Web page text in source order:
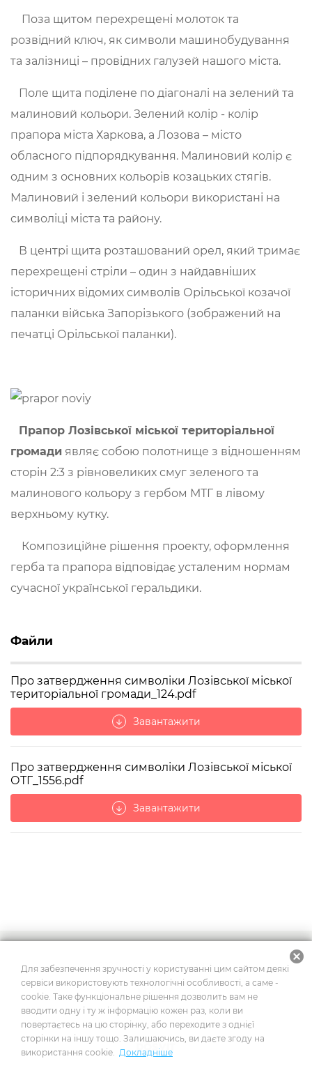
Поза щитом перехрещені молоток та
розвідний ключ, як символи машинобудування
та залізниці – провідних галузей нашого міста.
Поле щита поділене по діагоналі на зелений та
малиновий кольори. Зелений колір - колір
прапора міста Харкова, а Лозова – місто
обласного підпорядкування. Малиновий колір є
одним з основних кольорів козацьких стягів.
Малиновий і зелений кольори використані на
символіці міста та району.
В центрі щита розташований орел, який тримає
перехрещені стріли – один з найдавніших
історичних відомих символів Орільської козачої
паланки війська Запорізького (зображений на
печатці Орільської паланки).
Прапор Лозівської міської територіальної
громади являє собою полотнище з відношенням
сторін 2:3 з рівновеликих смуг зеленого та
малинового кольору з гербом МТГ в лівому
верхньому кутку.
Композиційне рішення проекту, оформлення
герба та прапора відповідає усталеним нормам
сучасної української геральдики.
Файли
Про затвердження символіки Лозівської міської
територіальної громади_124.pdf
arrow_downward Завантажити
Про затвердження символіки Лозівської міської
ОТГ_1556.pdf
arrow_downward Завантажити
2026 © Усі права захищено
Побудовано на платформі
Для забезпечення зручності у користуванні цим сайтом деякі
сервіси використовують технологічні особливості, а саме -
cookie. Таке функціональне рішення дозволить вам не
вводити одну і ту ж інформацію кожен раз, коли ви
повертаєтесь на цю сторінку, або переходите з однієї
сторінки на іншу тощо. Залишаючись, ви даєте згоду на
використання cookie. Докладніше
cancel